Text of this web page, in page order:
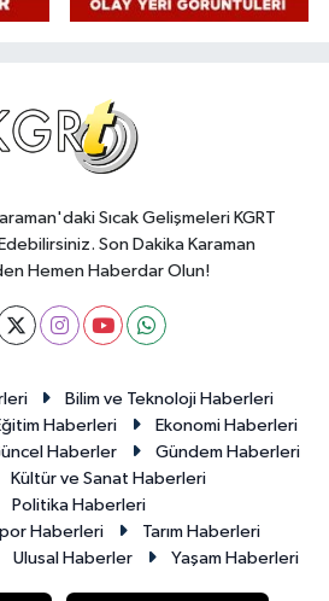
Sıcak Gelişmeleri KGRT
Son Dakika Karaman
Hemen Haberdar Olun!
Bilim ve Teknoloji Haberleri
Haberleri
Ekonomi Haberleri
Haberler
Gündem Haberleri
Kültür ve Sanat Haberleri
Politika Haberleri
Haberleri
Tarım Haberleri
Ulusal Haberler Yaşam Haberleri